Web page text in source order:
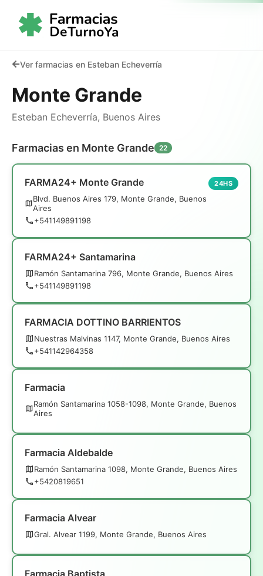
Ver farmacias en Esteban Echeverría
Monte Grande
Esteban Echeverría, Buenos Aires
Farmacias en Monte Grande 22
FARMA24+ Monte Grande
Blvd. Buenos Aires 179, Monte Grande, Buenos
Aires
+541149891198
24HS
FARMA24+ Santamarina
Ramón Santamarina 796, Monte Grande, Buenos Aires
+541149891198
FARMACIA DOTTINO BARRIENTOS
Nuestras Malvinas 1147, Monte Grande, Buenos Aires
+541142964358
Farmacia
Ramón Santamarina 1058-1098, Monte Grande, Buenos
Aires
Farmacia Aldebalde
Ramón Santamarina 1098, Monte Grande, Buenos Aires
+5420819651
Farmacia Alvear
Gral. Alvear 1199, Monte Grande, Buenos Aires
Farmacia Baptista